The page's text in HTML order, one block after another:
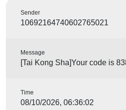
Sender
10692164740602765021
Message
[Tai Kong Sha]Your code is
Time
08/10/2026, 06:36:02